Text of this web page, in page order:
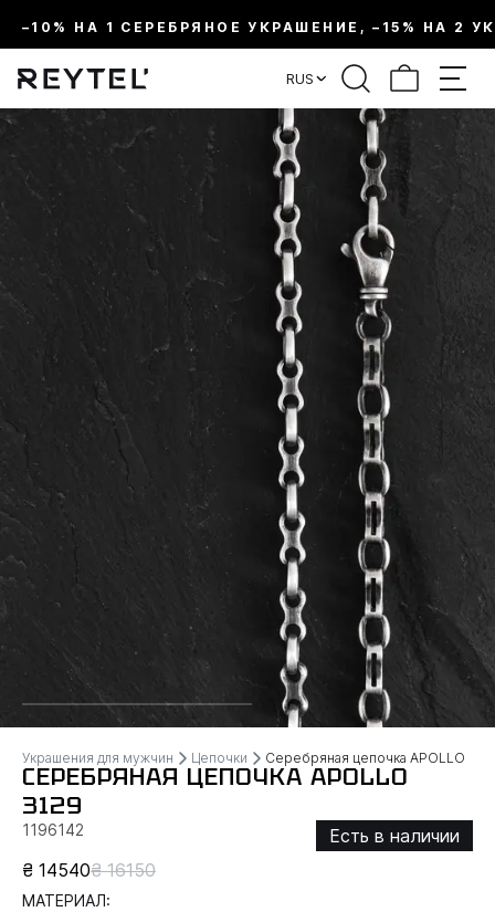
–10% НА 1 СЕРЕБРЯНОЕ УКРАШЕНИЕ, –15% НА 2
RUS
Украшения для мужчин Цепочки Серебряная цепочка APOLLO
СЕРЕБРЯНАЯ ЦЕПОЧКА APOLLO
3129
1196142
Есть в наличии
₴ 14540₴ 16150
МАТЕРИАЛ: